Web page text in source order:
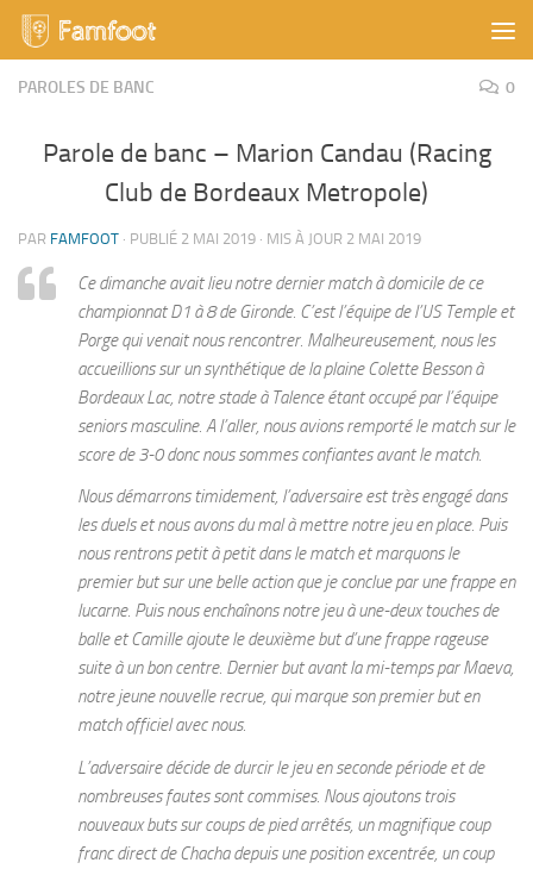
Skip to content
PAROLES DE BANC 0
Parole de banc – Marion Candau (Racing
Club de Bordeaux Metropole)
PAR FAMFOOT · PUBLIÉ 2 MAI 2019 · MIS À JOUR 2 MAI 2019
Ce dimanche avait lieu notre dernier match à domicile de ce
championnat D1 à 8 de Gironde. C’est l’équipe de l’US Temple et
Porge qui venait nous rencontrer. Malheureusement, nous les
accueillions sur un synthétique de la plaine Colette Besson à
Bordeaux Lac, notre stade à Talence étant occupé par l’équipe
seniors masculine. A l’aller, nous avions remporté le match sur le
score de 3-0 donc nous sommes confiantes avant le match.
Nous démarrons timidement, l’adversaire est très engagé dans
les duels et nous avons du mal à mettre notre jeu en place. Puis
nous rentrons petit à petit dans le match et marquons le
premier but sur une belle action que je conclue par une frappe en
lucarne. Puis nous enchaînons notre jeu à une-deux touches de
balle et Camille ajoute le deuxième but d’une frappe rageuse
suite à un bon centre. Dernier but avant la mi-temps par Maeva,
notre jeune nouvelle recrue, qui marque son premier but en
match officiel avec nous.
L’adversaire décide de durcir le jeu en seconde période et de
nombreuses fautes sont commises. Nous ajoutons trois
nouveaux buts sur coups de pied arrêtés, un magnifique coup
franc direct de Chacha depuis une position excentrée, un coup